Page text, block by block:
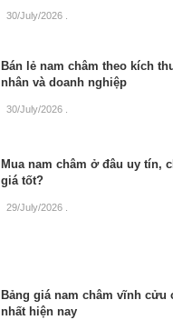
30/July/2026
Bán lẻ nam châm theo kích
nhân và doanh nghiệp
30/July/2026 .
Mua nam châm ở đâu uy tín,
giá tốt?
29/July/2026
Bảng giá nam châm vĩnh cửu
nhất hiện nay